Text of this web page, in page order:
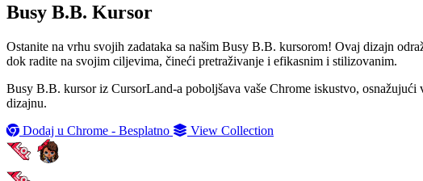
Busy B.B. Kursor
Ostanite na vrhu svojih zadataka sa našim Busy B.B. kursorom! Ovaj dizajn
dok radite na svojim ciljevima, čineći pretraživanje i efikasnim i stilizovanim.
Busy B.B. kursor iz CursorLand-a poboljšava vaše Chrome iskustvo,
dizajnu.
Dodaj u Chrome - Besplatno
View Collection